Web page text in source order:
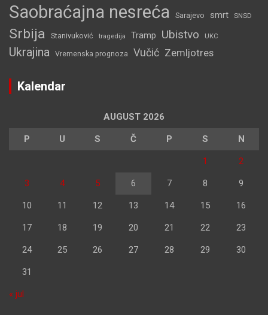
Saobraćajna nesreća Sarajevo smrt SNSD
Srbija Stanivuković tragedija Tramp Ubistvo UKC
Ukrajina Vremenska prognoza Vučić Zemljotres
Kalendar
AUGUST 2026
P U S Č P S N
1 2
3 4 5 6 7 8 9
10 11 12 13 14 15 16
17 18 19 20 21 22 23
24 25 26 27 28 29 30
31
« jul